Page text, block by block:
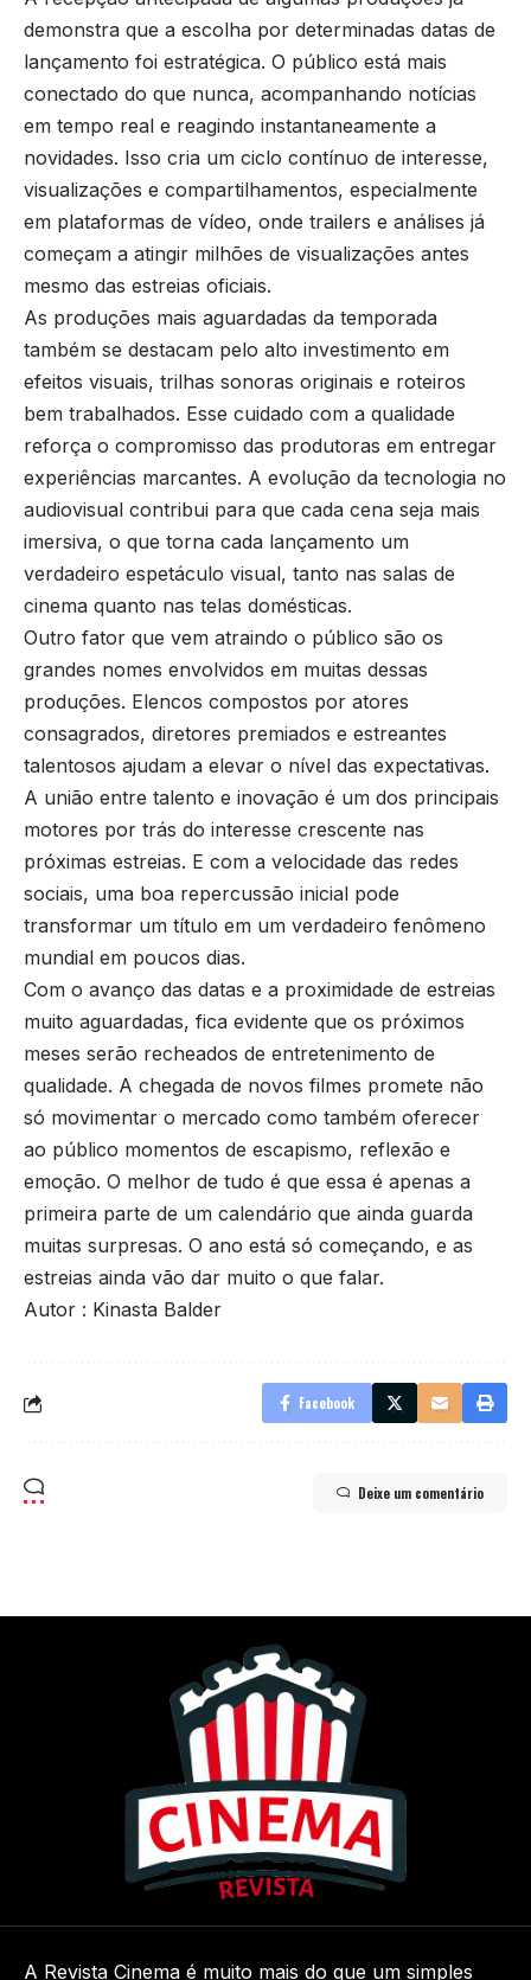
demonstra que a escolha por determinadas datas de
lançamento foi estratégica. O público está mais
conectado do que nunca, acompanhando notícias
em tempo real e reagindo instantaneamente a
novidades. Isso cria um ciclo contínuo de interesse,
visualizações e compartilhamentos, especialmente
em plataformas de vídeo, onde trailers e análises já
começam a atingir milhões de visualizações antes
mesmo das estreias oficiais.
As produções mais aguardadas da temporada
também se destacam pelo alto investimento em
efeitos visuais, trilhas sonoras originais e roteiros
bem trabalhados. Esse cuidado com a qualidade
reforça o compromisso das produtoras em entregar
experiências marcantes. A evolução da tecnologia no
audiovisual contribui para que cada cena seja mais
imersiva, o que torna cada lançamento um
verdadeiro espetáculo visual, tanto nas salas de
cinema quanto nas telas domésticas.
Outro fator que vem atraindo o público são os
grandes nomes envolvidos em muitas dessas
produções. Elencos compostos por atores
consagrados, diretores premiados e estreantes
talentosos ajudam a elevar o nível das expectativas.
A união entre talento e inovação é um dos principais
motores por trás do interesse crescente nas
próximas estreias. E com a velocidade das redes
sociais, uma boa repercussão inicial pode
transformar um título em um verdadeiro fenômeno
mundial em poucos dias.
Com o avanço das datas e a proximidade de estreias
muito aguardadas, fica evidente que os próximos
meses serão recheados de entretenimento de
qualidade. A chegada de novos filmes promete não
só movimentar o mercado como também oferecer
ao público momentos de escapismo, reflexão e
emoção. O melhor de tudo é que essa é apenas a
primeira parte de um calendário que ainda guarda
muitas surpresas. O ano está só começando, e as
estreias ainda vão dar muito o que falar.
Autor : Kinasta Balder
Facebook
Deixe um comentário
A Revista Cinema é muito mais do que um simples